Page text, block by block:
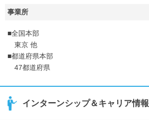
事業所
■全国本部
東京 他
■都道府県本部
47都道府県
インターンシップ＆キャリア情報